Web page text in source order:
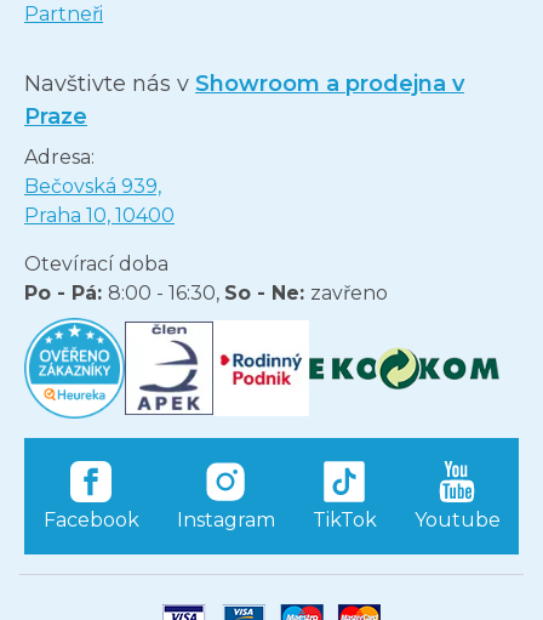
Partneři
Navštivte nás v Showroom a prodejna v
Praze
Adresa:
Bečovská 939,
Praha 10, 10400
Otevírací doba
Po - Pá: 8:00 - 16:30, So - Ne: zavřeno
Facebook Instagram TikTok Youtube